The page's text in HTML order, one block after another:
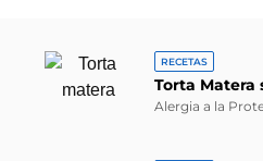
RECETAS
Torta Matera
Alergia a la